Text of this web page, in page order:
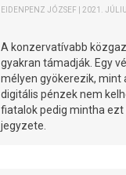
EIDENPENZ JÓZSEF | 2021.
A konzervatívabb
gyakran támadják. Egy
mélyen gyökerezik, mint
digitális pénzek nem
fiatalok pedig mintha
jegyzete.